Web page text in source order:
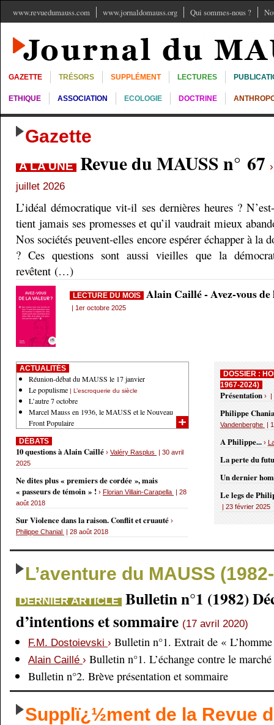
www.revuedumauss.com www.jornaldomauss.org Qui sommes-nous ?
GAZETTE TRÉSORS SUPPLÉMENT LECTURES
ETHIQUE ASSOCIATION ECOLOGIE DOCTRINE
Gazette
A LA UNE Revue du MAUSS n° 67
juillet 2026
L’idéal démocratique vit-il ses dernières heures ?
tient jamais ses promesses et qu’il vaudrait mieux
Nos sociétés peuvent-elles encore espérer échapper à la
? Ces questions sont aussi vieilles que la
revêtent (…)
LECTURE DU MOIS Alain Caillé - Avez-vous
| 1er octobre 2025
DOSSIER :
1967-2024)
Présentation › |
Philippe
Vandenberghe |
A Philippe... ›
La perte du
Un dernier
Le legs de
| 23 février 2025
ACTUALITÉS
Réunion-débat du MAUSS le 17 janvier
Le populisme | L’escroquerie du siècle
L’autre 7 octobre
Marcel Mauss en 1936, le MAUSS et le Nouveau
Front Populaire
DÉBATS
10 questions à Alain Caillé › Valéry Rasplus
| 30 avril
2025
Ne dites plus « premiers de cordée », mais
« passeurs de témoin » ! › Florian Villain-Carapella | 28
août 2018
Sur Violence dans la raison. Conflit et cruauté ›
Philippe Chanial | 28 août 2018
L’aventure du MAUSS
DERNIER ARTICLE Bulletin n°1 (1982)
d’intentions et sommaire (17 avril 2020)
F.M. Dostoievski › Bulletin n°1. Extrait de «
Alain Caillé › Bulletin n°1. L’échange contre le marché
Bulletin n°2. Brève présentation et sommaire
Supplï¿½ment de la Revue